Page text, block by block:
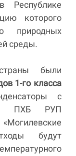
Республике
которого
природных
среды.
были
1-го класса
с
ПХБ РУП
будут